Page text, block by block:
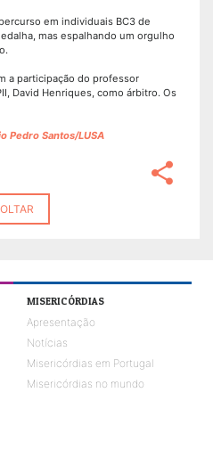
em individuais BC3 de
mas espalhando um orgulho
a participação do professor
David Henriques, como árbitro. Os
Pedro Santos/LUSA
share
MISERICÓRDIAS
Apresentação
Notícias
Misericórdias em Portugal
Misericórdias no mundo